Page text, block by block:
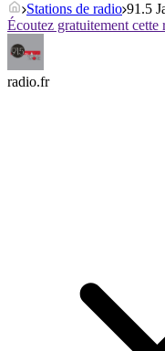
Stations de radio 91.5
Écoutez gratuitement
radio.fr